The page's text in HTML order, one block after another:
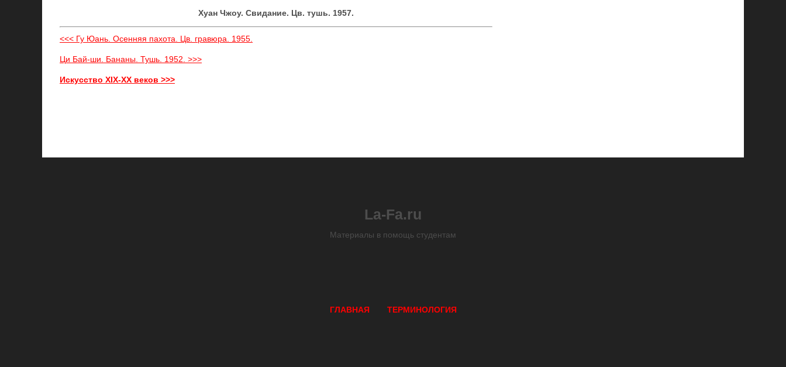
Хуан Чжоу. Свидание. Цв. тушь. 1957.
<<< Гу Юань. Осенняя пахота. Цв. гравюра. 1955.
Ци Бай-ши. Бананы. Тушь. 1952. >>>
Искусство XIX-XX веков >>>
La-Fa.ru
Материалы в помощь студентам
ГЛАВНАЯ ТЕРМИНОЛОГИЯ